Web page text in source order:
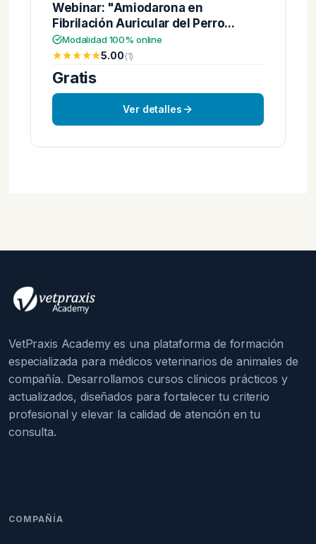
Webinar: "Amiodarona en
Fibrilación Auricular del Perro...
Modalidad 100% online
★★★★★
★★★★★5.00(1)
Gratis
Ver detalles
VetPraxis Academy es una plataforma de formación
especializada para médicos veterinarios de animales de
compañía. Desarrollamos cursos clínicos prácticos y
actualizados, diseñados para fortalecer tu criterio
profesional y elevar la calidad de atención en tu
consulta.
COMPAÑÍA